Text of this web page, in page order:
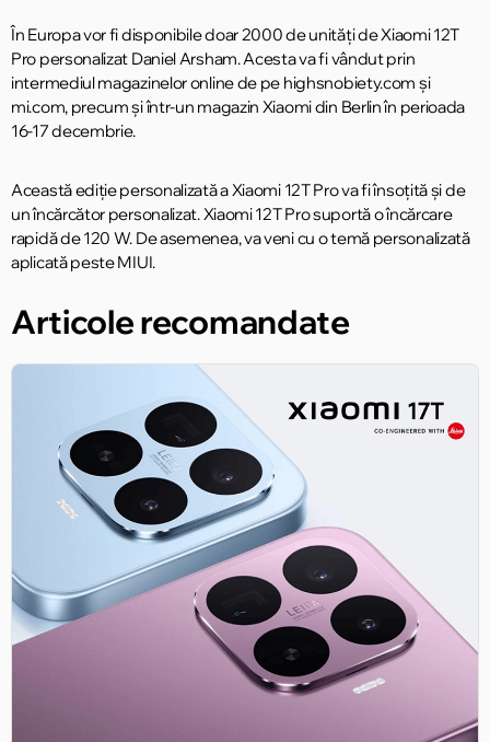
În Europa vor fi disponibile doar 2000 de unități de Xiaomi 12T
Pro personalizat Daniel Arsham. Acesta va fi vândut prin
intermediul magazinelor online de pe highsnobiety.com și
mi.com, precum și într-un magazin Xiaomi din Berlin în perioada
16-17 decembrie.
Această ediție personalizată a Xiaomi 12T Pro va fi însoțită și de
un încărcător personalizat. Xiaomi 12T Pro suportă o încărcare
rapidă de 120 W. De asemenea, va veni cu o temă personalizată
aplicată peste MIUI.
Articole recomandate